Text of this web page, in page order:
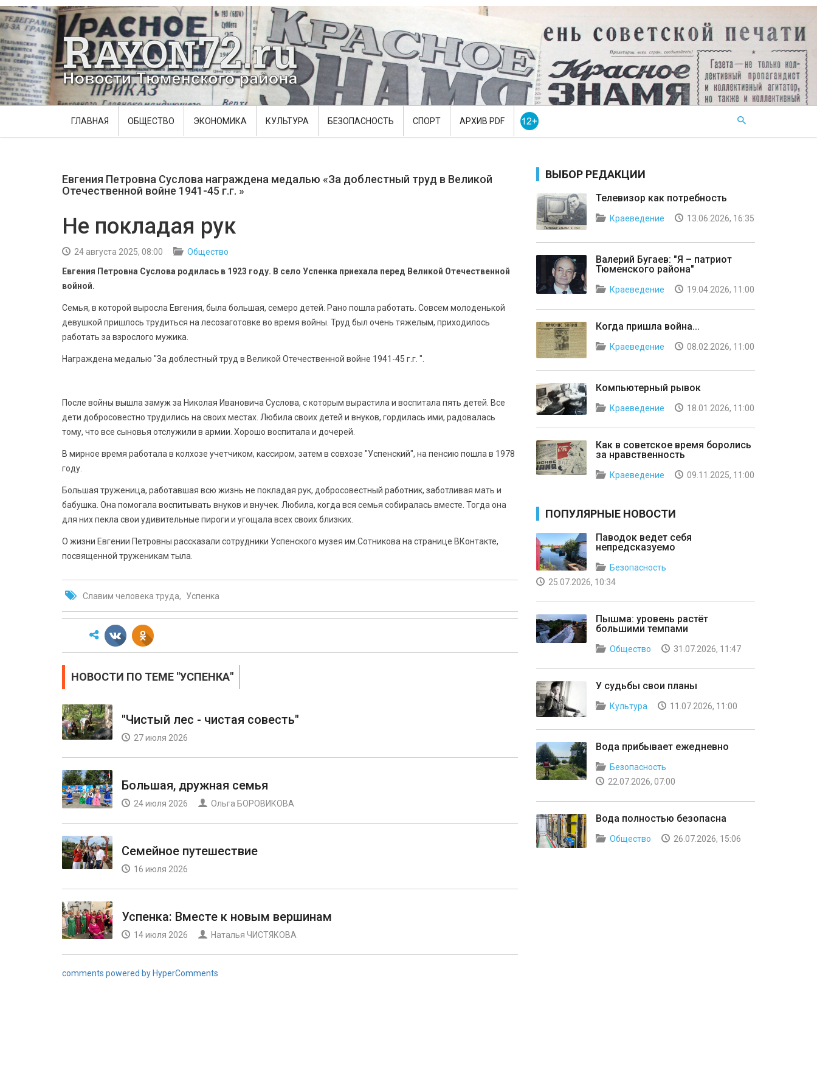
ГЛАВНАЯ ОБЩЕСТВО ЭКОНОМИКА КУЛЬТУРА БЕЗОПАСНОСТЬ СПОРТ АРХИВ PDF
Евгения Петровна Суслова награждена медалью «За доблестный труд в Великой
Отечественной войне 1941-45 г.г. »
Не покладая рук
24 августа 2025, 08:00
Общество
Евгения Петровна Суслова родилась в 1923 году. В село Успенка приехала перед Великой Отечественной
войной.
Семья, в которой выросла Евгения, была большая, семеро детей. Рано пошла работать. Совсем молоденькой
девушкой пришлось трудиться на лесозаготовке во время войны. Труд был очень тяжелым, приходилось
работать за взрослого мужика.
Награждена медалью "За доблестный труд в Великой Отечественной войне 1941-45 г.г. ".
После войны вышла замуж за Николая Ивановича Суслова, с которым вырастила и воспитала пять детей. Все
дети добросовестно трудились на своих местах. Любила своих детей и внуков, гордилась ими, радовалась
тому, что все сыновья отслужили в армии. Хорошо воспитала и дочерей.
В мирное время работала в колхозе учетчиком, кассиром, затем в совхозе "Успенский", на пенсию пошла в 1978
году.
Большая труженица, работавшая всю жизнь не покладая рук, добросовестный работник, заботливая мать и
бабушка. Она помогала воспитывать внуков и внучек. Любила, когда вся семья собиралась вместе. Тогда она
для них пекла свои удивительные пироги и угощала всех своих близких.
О жизни Евгении Петровны рассказали сотрудники Успенского музея им.Сотникова на странице ВКонтакте,
посвященной труженикам тыла.
Славим человека труда Успенка
НОВОСТИ ПО ТЕМЕ "УСПЕНКА"
"Чистый лес - чистая совесть"
27 июля 2026
Большая, дружная семья
24 июля 2026 Ольга БОРОВИКОВА
Семейное путешествие
16 июля 2026
Успенка: Вместе к новым вершинам
14 июля 2026 Наталья ЧИСТЯКОВА
comments powered by HyperComments
ВЫБОР РЕДАКЦИИ
Телевизор как потребность
Краеведение 13.06.2026, 16:35
Валерий Бугаев: "Я – патриот
Тюменского района"
Краеведение 19.04.2026, 11:00
Когда пришла война...
Краеведение 08.02.2026, 11:00
Компьютерный рывок
Краеведение 18.01.2026, 11:00
Как в советское время боролись
за нравственность
Краеведение 09.11.2025, 11:00
ПОПУЛЯРНЫЕ НОВОСТИ
Паводок ведет себя
непредсказуемо
Безопасность
25.07.2026, 10:34
Пышма: уровень растёт
большими темпами
Общество 31.07.2026, 11:47
У судьбы свои планы
Культура 11.07.2026, 11:00
Вода прибывает ежедневно
Безопасность
22.07.2026, 07:00
Вода полностью безопасна
Общество 26.07.2026, 15:06